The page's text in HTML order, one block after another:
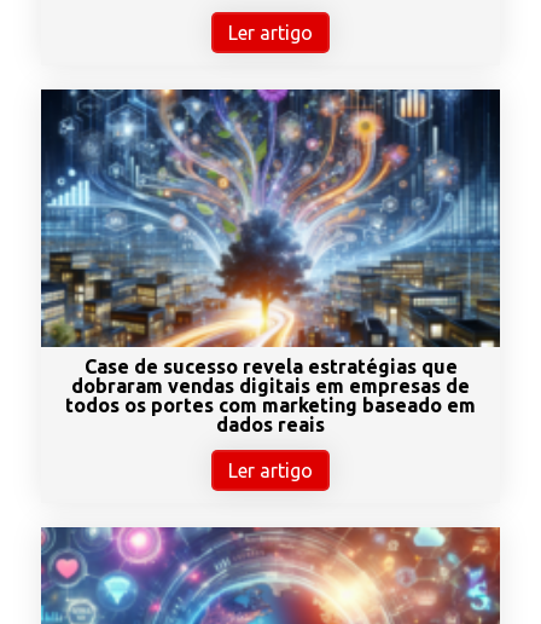
Ler artigo
Case de sucesso revela estratégias que
dobraram vendas digitais em empresas de
todos os portes com marketing baseado em
dados reais
Ler artigo